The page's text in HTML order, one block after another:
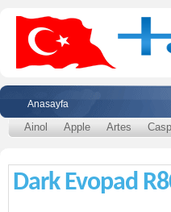
Anasayfa
Ainol Apple Artes
Dark Evopad